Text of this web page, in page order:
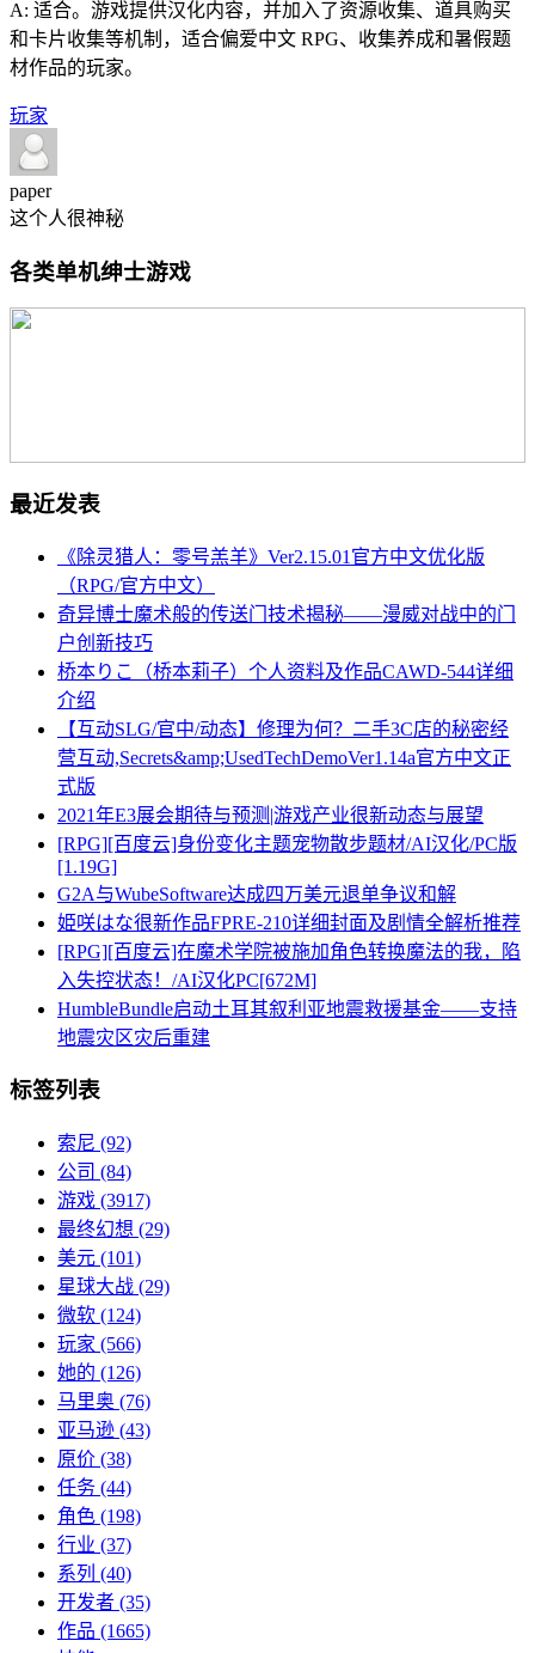
A: 适合。游戏提供汉化内容，并加入了资源收集、道具购买
和卡片收集等机制，适合偏爱中文 RPG、收集养成和暑假题
材作品的玩家。
玩家
paper
这个人很神秘
各类单机绅士游戏
最近发表
《除灵猎人：零号羔羊》Ver2.15.01官方中文优化版
（RPG/官方中文）
奇异博士魔术般的传送门技术揭秘——漫威对战中的门
户创新技巧
桥本りこ（桥本莉子）个人资料及作品CAWD-544详细
介绍
【互动SLG/官中/动态】修理为何？二手3C店的秘密经
营互动,Secrets&amp;UsedTechDemoVer1.14a官方中文正
式版
2021年E3展会期待与预测|游戏产业很新动态与展望
[RPG][百度云]身份变化主题宠物散步题材/AI汉化/PC版
[1.19G]
G2A与WubeSoftware达成四万美元退单争议和解
姫咲はな很新作品FPRE-210详细封面及剧情全解析推荐
[RPG][百度云]在魔术学院被施加角色转换魔法的我，陷
入失控状态！/AI汉化PC[672M]
HumbleBundle启动土耳其叙利亚地震救援基金——支持
地震灾区灾后重建
标签列表
索尼 (92)
公司 (84)
游戏 (3917)
最终幻想 (29)
美元 (101)
星球大战 (29)
微软 (124)
玩家 (566)
她的 (126)
马里奥 (76)
亚马逊 (43)
原价 (38)
任务 (44)
角色 (198)
行业 (37)
系列 (40)
开发者 (35)
作品 (1665)